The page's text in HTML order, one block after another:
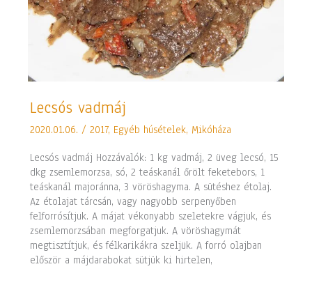
Lecsós vadmáj
2020.01.06./2017, Egyéb húsételek, Mikóháza
Lecsós vadmáj Hozzávalók: 1 kg vadmáj, 2 üveg lecsó, 15
dkg zsemlemorzsa, só, 2 teáskanál őrölt feketebors, 1
teáskanál majoránna, 3 vöröshagyma. A sütéshez étolaj.
Az étolajat tárcsán, vagy nagyobb serpenyőben
felforrósítjuk. A májat vékonyabb szeletekre vágjuk, és
zsemlemorzsában megforgatjuk. A vöröshagymát
megtisztítjuk, és félkarikákra szeljük. A forró olajban
először a májdarabokat sütjük ki hirtelen,
Lecsós